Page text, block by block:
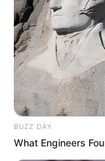
Dobre para
da primeira
franzir e ele
BUZZ DAY
What Engineers